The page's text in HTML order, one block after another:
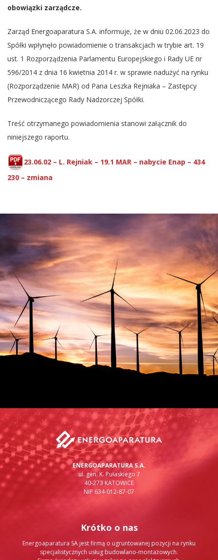
obowiązki zarządcze.
Zarząd Energoaparatura S.A. informuje, że w dniu 02.06.2023 do
Spółki wpłynęło powiadomienie o transakcjach w trybie art. 19
ust. 1 Rozporządzenia Parlamentu Europejskiego i Rady UE nr
596/2014 z dnia 16 kwietnia 2014 r. w sprawie nadużyć na rynku
(Rozporządzenie MAR) od Pana Leszka Rejniaka – Zastępcy
Przewodniczącego Rady Nadzorczej Spółki.
Treść otrzymanego powiadomienia stanowi załącznik do
niniejszego raportu.
23.06.02 – L. Rejniak – 19.1 MAR – nabycie Enap – 434
230 – zmiana
ENERGOAPARATURA S.A.
ul. gen. K. Pułaskiego 7
40-273 KATOWICE
NIP 634-012-87-07
Krótko o nas
Energoaparatura SA jest firmą o ugruntowanej pozycji na rynku
specjalistycznych usług budowlano-montażowych.